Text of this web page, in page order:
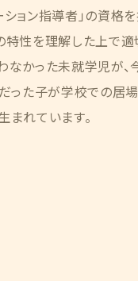
ョン指導者」の資格を
特性を理解した上で
なかった未就学児が
だった子が学校での居
まれています。